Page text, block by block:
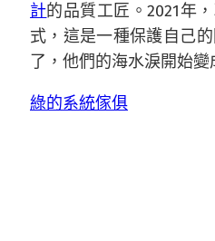
計的品質工匠。2021年
式，這是一種保護自己
了，他們的海水淚開始
綠的系統傢俱